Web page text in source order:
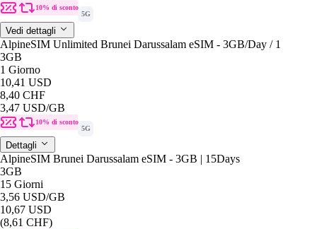
10% di sconto
5G
Vedi dettagli
AlpineSIM Unlimited Brunei Darussalam eSIM - 3GB/Day / 1
3GB
1 Giorno
10,41 USD
8,40 CHF
3,47 USD/GB
10% di sconto
5G
Dettagli
AlpineSIM Brunei Darussalam eSIM - 3GB | 15Days
3GB
15 Giorni
3,56 USD/GB
10,67 USD
(8,61 CHF)